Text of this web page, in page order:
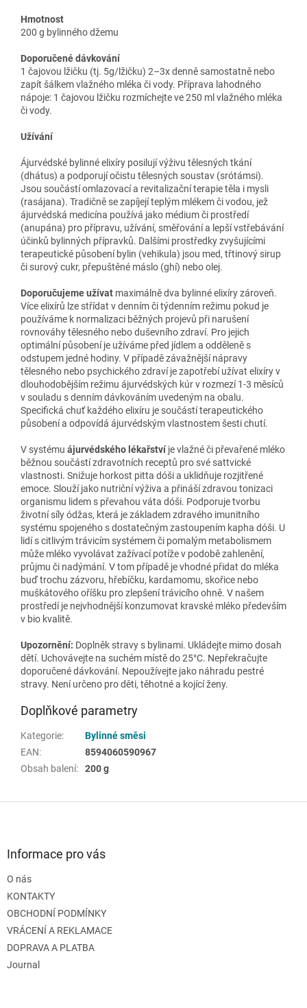
Hmotnost
200 g bylinného džemu
Doporučené dávkování
1 čajovou lžičku (tj. 5g/lžičku) 2–3x denně samostatně nebo
zapít šálkem vlažného mléka či vody. Příprava lahodného
nápoje: 1 čajovou lžičku rozmíchejte ve 250 ml vlažného mléka
či vody.
Užívání
Ájurvédské bylinné elixíry posilují výživu tělesných tkání
(dhátus) a podporují očistu tělesných soustav (srótámsi).
Jsou součástí omlazovací a revitalizační terapie těla i mysli
(rasájana). Tradičně se zapíjejí teplým mlékem či vodou, jež
ájurvédská medicína používá jako médium či prostředí
(anupána) pro přípravu, užívání, směřování a lepší vstřebávání
účinků bylinných přípravků. Dalšími prostředky zvyšujícími
terapeutické působení bylin (vehikula) jsou med, třtinový sirup
či surový cukr, přepuštěné máslo (ghí) nebo olej.
Doporučujeme užívat maximálně dva bylinné elixíry zároveň.
Více elixírů lze střídat v denním či týdenním režimu pokud je
používáme k normalizaci běžných projevů při narušení
rovnováhy tělesného nebo duševního zdraví. Pro jejich
optimální působení je užíváme před jídlem a odděleně s
odstupem jedné hodiny. V případě závažnější nápravy
tělesného nebo psychického zdraví je zapotřebí užívat elixíry v
dlouhodobějším režimu ájurvédských kúr v rozmezí 1-3 měsíců
v souladu s denním dávkováním uvedeným na obalu.
Specifická chuť každého elixíru je součástí terapeutického
působení a odpovídá ájurvédským vlastnostem šesti chutí.
V systému ájurvédského lékařství je vlažné či převařené mléko
běžnou součástí zdravotních receptů pro své sattvické
vlastnosti. Snižuje horkost pitta dóši a uklidňuje rozjitřené
emoce. Slouží jako nutriční výživa a přináší zdravou tonizaci
organismu lidem s převahou váta dóši. Podporuje tvorbu
životní síly ódžas, která je základem zdravého imunitního
systému spojeného s dostatečným zastoupením kapha dóši. U
lidí s citlivým trávicím systémem či pomalým metabolismem
může mléko vyvolávat zažívací potíže v podobě zahlenění,
průjmu či nadýmání. V tom případě je vhodné přidat do mléka
buď trochu zázvoru, hřebíčku, kardamomu, skořice nebo
muškátového oříšku pro zlepšení trávicího ohně. V našem
prostředí je nejvhodnější konzumovat kravské mléko především
v bio kvalitě.
Upozornění: Doplněk stravy s bylinami. Ukládejte mimo dosah
dětí. Uchovávejte na suchém místě do 25°C. Nepřekračujte
doporučené dávkování. Nepoužívejte jako náhradu pestré
stravy. Není určeno pro děti, těhotné a kojící ženy.
Doplňkové parametry
Kategorie:
Bylinné směsi
EAN:
8594060590967
Obsah balení: 200 g
Informace pro vás
O nás
KONTAKTY
OBCHODNÍ PODMÍNKY
VRÁCENÍ A REKLAMACE
DOPRAVA A PLATBA
Journal